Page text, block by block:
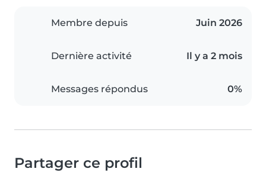
Membre depuis Juin 2026
Dernière activité Il y a 2 mois
Messages répondus 0%
Partager ce profil